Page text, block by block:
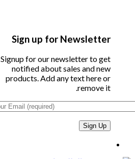
Sign up for Newsletter
Signup for our newsletter to get
notified about sales and new
products. Add any text here or
remove it.